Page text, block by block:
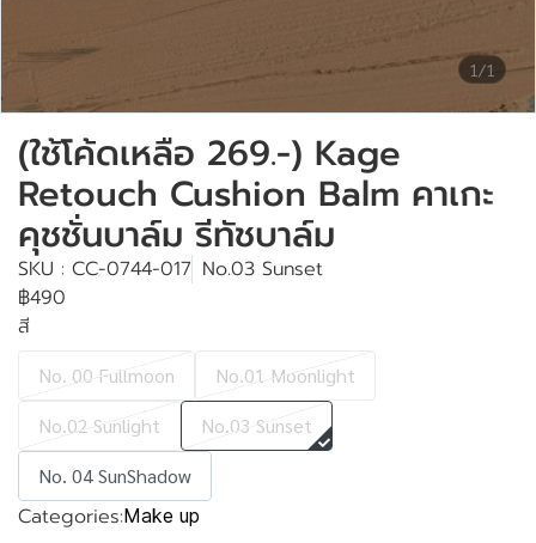
1/1
(ใช้โค้ดเหลือ 269.-) Kage
Retouch Cushion Balm คาเกะ
คุชชั่นบาล์ม รีทัชบาล์ม
SKU : CC-0744-017 No.03 Sunset
฿490
สี
No. 00 Fullmoon
No.01 Moonlight
No.02 Sunlight
No.03 Sunset
No. 04 SunShadow
Categories:Make up